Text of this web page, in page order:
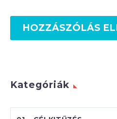
HOZZÁSZÓLÁS
Kategóriák